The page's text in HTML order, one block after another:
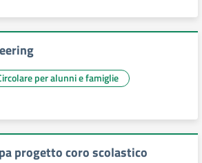
per alunni e famiglie
progetto coro scolastico